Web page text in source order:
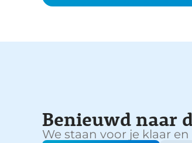
Benieuwd naar
We staan voor je klaar